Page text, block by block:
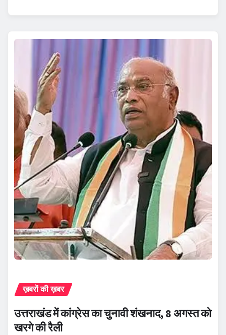
ख़बरों की ख़बर
उत्तराखंड में कांग्रेस का चुनावी शंखनाद, 8 अगस्त को
खरगे की रैली